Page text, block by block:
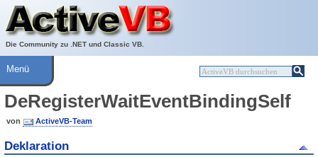
Die Community zu .NET und Classic VB.
Über ActiveVB
Hilfe
Menü
DeRegisterWaitEventBindingSelf
von ActiveVB-Team
Deklaration